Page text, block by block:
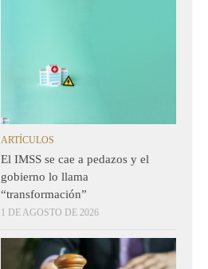
ARTÍCULOS
El IMSS se cae a pedazos y el
gobierno lo llama
“transformación”
1 DE AGOSTO DE 2026